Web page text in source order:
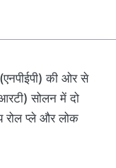
(एनपीईपी) की ओर से
सोलन में दो
रोल प्ले और लोक